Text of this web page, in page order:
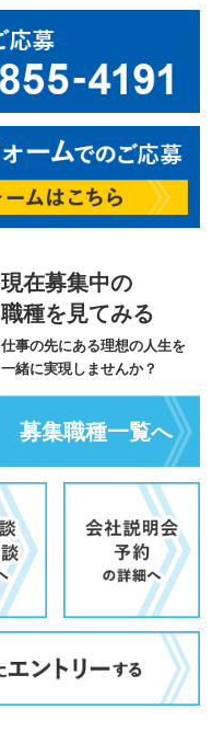
現在募集中の
職種を見てみる
仕事の先にある理想の人生を
一緒に実現しませんか？
募集職種一覧へ